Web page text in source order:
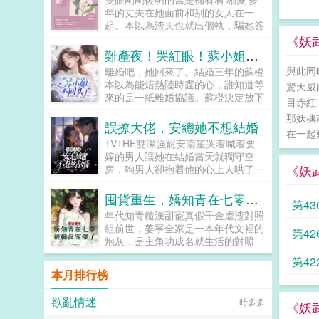
《
與此
驚天
目赤
那妖
在一
《
第
第
第
《
婚前就已經揚名國際。而我為了挽救
婚姻的種種言行，都被他認定是我心
思惡毒。甚至，他為了逼我離婚，害
我傷害白蓮花應該付出的代價！有幸
重活一世，我發誓不會再重蹈覆轍。
這個男人，我不要了。可我和他協議
離婚後，上輩子厭惡我入骨的徐瑾
撲入他的死對頭懷中。...
年的丈夫在她面前和别的女人在一
起。本以為渣夫也就出個軌，騙她簽
果沒想到，她養了三年的孩子不僅不
是她的，還是個患有超雄綜合症的天
生壞種。喬楚楠她不裝了，穿上大佬
馬甲，打響離婚第一槍，渣男綠茶配
壞種，一家三口建議鎖死！又順手撿
看上你不僅偷我的崽，還偷我的
心。...
難產夜！哭紅眼！蘇小姐不回頭了
離婚吧，她回來了。結婚三年的蘇橙
本以為能焐熱陸時霆的心，誰知道等
來的是一紙離婚協議。蘇橙決定放下
屍兩命的消息傳來時，男人跪在她的
墓碑前哭成狗。圈子裡的人都說，陸
時霆瘋了。日日帶着蘇橙骨灰盒招搖
過市。再次相遇，看到她身邊圍繞眾
多的狂蜂浪蝶，男人紅着眼低聲嘶吼
誤撩大佬，安總她不想結婚
1V1HE雙潔強寵安南笙哭着喊着要
嫁的男人讓她在結婚當天就獨守空
房，狗男人卻抱着他的心上人哄了一
安南笙不打算把日子跪着過下去。該
離就離。她自己本身就是豪門，一心
一意的良人不好找，美男還不是一抓
一大把？恢復單身的安南笙立志要喝
遍美酒撩遍美男，結果美男隻是摸到
小手，轉頭她自己就被人喫幹抹淨。
安南笙被大佬逼得無處可逃五星好評
給你，不負責行不行？...
囤貨重生，嬌知青在七零被糙漢寵爆了
年代知青糙漢甜寵真假千金虐渣對照
組前世，姜寧全家是一本年代文裡的
炮灰，是主角功成名就生活的對照
組，在主角氣運碾壓下紛紛慘死。覺
醒空間後，她瘋狂囤貨，回到七零新
婚夜。林琛知道，媳婦不想嫁給他這
個泥腿子，自覺睡在地闆上。卻被媳
婦撩這誰受得了媳婦主動撩撥他，必
本月排行榜
欲亂情迷
時多多